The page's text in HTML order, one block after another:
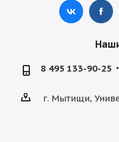
8 495 133-90-25
г. Мытищи,